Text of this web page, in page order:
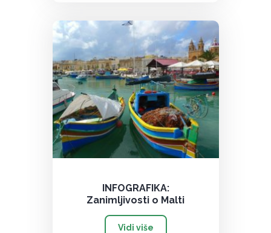
INFOGRAFIKA:
Zanimljivosti o Malti
Vidi više